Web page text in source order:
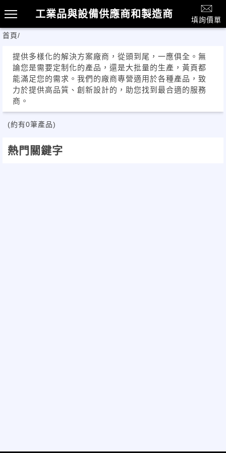
工業品與設備供應商和製造商
填詢價單
首頁/
提供多樣化的解決方案廠商，從頭到尾，一應俱全。無
論您是需要定制化的產品，還是大批量的生產，黃頁都
能滿足您的需求。我們的廠商專營適用於各種產品，致
力於提供高品質、創新設計的，助您找到最合適的服務
商。
(約有0筆產品)
熱門關鍵字